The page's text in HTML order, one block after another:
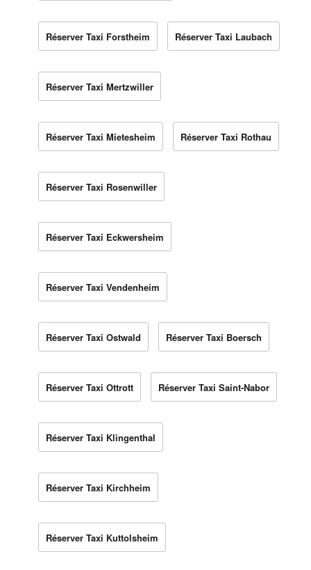
Réserver Taxi Forstheim Réserver Taxi Laubach
Réserver Taxi Mertzwiller
Réserver Taxi Mietesheim Réserver Taxi Rothau
Réserver Taxi Rosenwiller
Réserver Taxi Eckwersheim
Réserver Taxi Vendenheim
Réserver Taxi Ostwald Réserver Taxi Boersch
Réserver Taxi Ottrott Réserver Taxi Saint-Nabor
Réserver Taxi Klingenthal
Réserver Taxi Kirchheim
Réserver Taxi Kuttolsheim